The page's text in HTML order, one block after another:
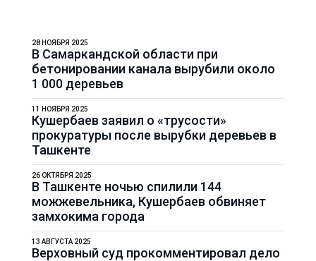
В Самаркандской области при
бетонировании канала вырубили около
1 000 деревьев
28 НОЯБРЯ 2025
Кушербаев заявил о «трусости»
прокуратуры после вырубки деревьев в
Ташкенте
11 НОЯБРЯ 2025
В Ташкенте ночью спилили 144
можжевельника, Кушербаев обвиняет
замхокима города
26 ОКТЯБРЯ 2025
Верховный суд прокомментировал дело
13 АВГУСТА 2025